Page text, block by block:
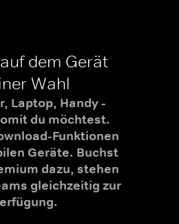
dem Gerät
Wahl
Laptop, Handy -
du möchtest.
Funktionen
Geräte. Buchst
dazu, stehen
gleichzeitig zur